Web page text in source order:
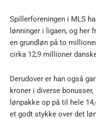
Spillerforeningen i MLS
lønninger i ligaen, og her
en grundløn på to
cirka 12,9 millioner
Derudover er han også
kroner i diverse
lønpakke op på til hele
et godt stykke over det